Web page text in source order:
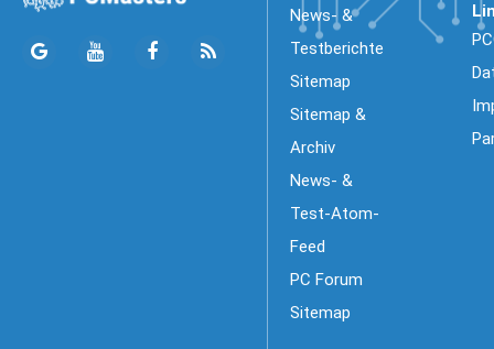
News- &
Testberichte
Sitemap
Sitemap &
Archiv
News- &
Test-Atom-
Feed
PC Forum
Sitemap